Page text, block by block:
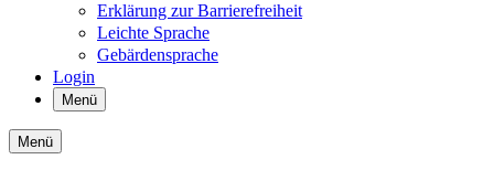
Erklärung zur Barrierefreiheit
Leichte Sprache
Gebärdensprache
Login
Menü
Menü